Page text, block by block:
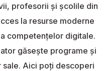
profesorii și școlile din
la resurse moderne
competențelor digitale.
găsește programe și
Aici poți descoperi